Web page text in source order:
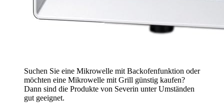
Suchen Sie eine Mikrowelle mit Backofenfunktion oder
möchten eine Mikrowelle mit Grill günstig kaufen?
Dann sind die Produkte von Severin unter Umständen
gut geeignet.